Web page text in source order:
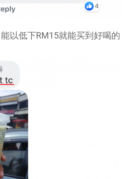
以低下RM15就能买到好喝的